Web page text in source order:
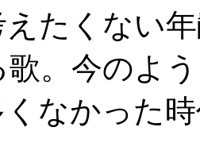
たくない
。今のよ
なかった